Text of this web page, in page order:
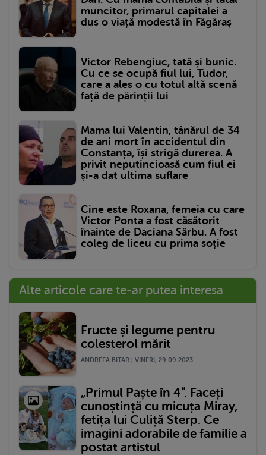
muncitor, primarul capitalei a
dus o viață modestă în Făgăraș
Victor Rebengiuc, tată și bunic.
Cu ce se ocupă fiul lui, Tudor,
care a ales o cu totul altă scenă
față de părinții lui
Mama lui Valentin, tânărul de 34
de ani mort în accidentul din
Constanța, își strigă durerea. A
privit neputincioasă cum fiul ei
și-a dat ultima suflare
Cine este Roxana, femeia cu care
Victor Ponta a fost căsătorit
înainte de Daciana Sârbu. A fost
coleg de liceu cu prima soție
Alte articole care te-ar putea interesa
Fructe și legume pentru
colesterol mărit
ANDREEA BITAR | VINERI, 29.09.2023
„Primul Paște în 4". Faceți
cunoștință cu micuța Miray,
fetița lui Culiță Sterp. Ce
imagini adorabile de familie a
postat artistul